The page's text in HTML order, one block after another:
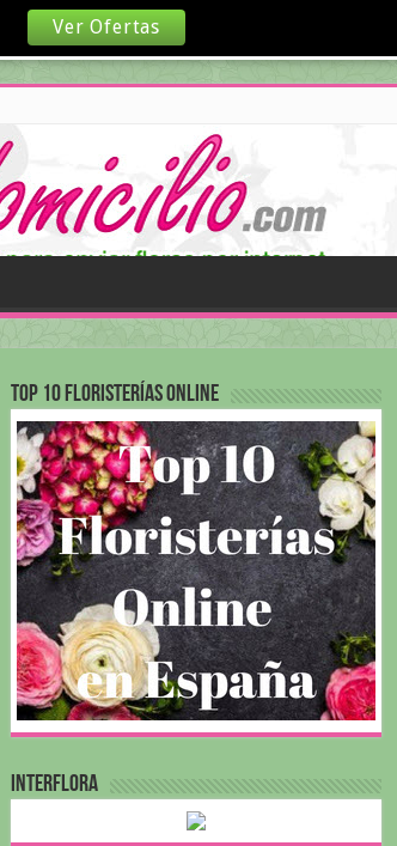
Top 10 Floristerías Online
INTERFLORA
Ver Ofertas